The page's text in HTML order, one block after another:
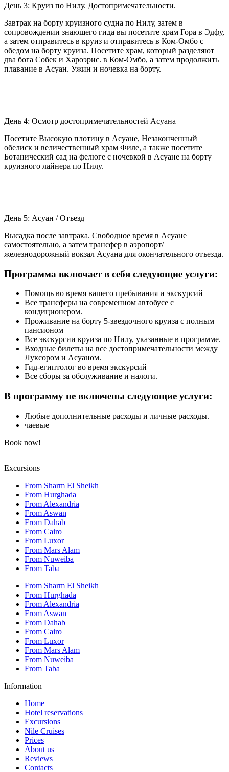
День 3: Круиз по Нилу. Достопримечательности.
Завтрак на борту круизного судна по Нилу, затем в
сопровождении знающего гида вы посетите храм Гора в Эдфу,
а затем отправитесь в круиз и отправитесь в Ком-Омбо с
обедом на борту круиза. Посетите храм, который разделяют
два бога Собек и Хароэрис. в Ком-Омбо, а затем продолжить
плавание в Асуан. Ужин и ночевка на борту.
День 4: Осмотр достопримечательностей Асуана
Посетите Высокую плотину в Асуане, Незаконченный
обелиск и величественный храм Филе, а также посетите
Ботанический сад на фелюге с ночевкой в Асуане на борту
круизного лайнера по Нилу.
День 5: Асуан / Отъезд
Высадка после завтрака. Свободное время в Асуане
самостоятельно, а затем трансфер в аэропорт/
железнодорожный вокзал Асуана для окончательного отъезда.
Программа включает в себя следующие услуги:
Помощь во время вашего пребывания и экскурсий
Все трансферы на современном автобусе с
кондиционером.
Проживание на борту 5-звездочного круиза с полным
пансионом
Все экскурсии круиза по Нилу, указанные в программе.
Входные билеты на все достопримечательности между
Луксором и Асуаном.
Гид-египтолог во время экскурсий
Все сборы за обслуживание и налоги.
В программу не включены следующие услуги:
Любые дополнительные расходы и личные расходы.
чаевые
Book now!
Excursions
From Sharm El Sheikh
From Hurghada
From Alexandria
From Aswan
From Dahab
From Cairo
From Luxor
From Mars Alam
From Nuweiba
From Taba
From Sharm El Sheikh
From Hurghada
From Alexandria
From Aswan
From Dahab
From Cairo
From Luxor
From Mars Alam
From Nuweiba
From Taba
Information
Home
Hotel reservations
Excursions
Nile Cruises
Prices
About us
Reviews
Contacts